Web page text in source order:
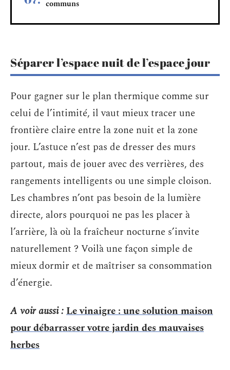
communs
Séparer l’espace nuit de l’espace jour
Pour gagner sur le plan thermique comme sur
celui de l’intimité, il vaut mieux tracer une
frontière claire entre la zone nuit et la zone
jour. L’astuce n’est pas de dresser des murs
partout, mais de jouer avec des verrières, des
rangements intelligents ou une simple cloison.
Les chambres n’ont pas besoin de la lumière
directe, alors pourquoi ne pas les placer à
l’arrière, là où la fraîcheur nocturne s’invite
naturellement ? Voilà une façon simple de
mieux dormir et de maîtriser sa consommation
d’énergie.
A voir aussi :Le vinaigre : une solution maison
pour débarrasser votre jardin des mauvaises
herbes